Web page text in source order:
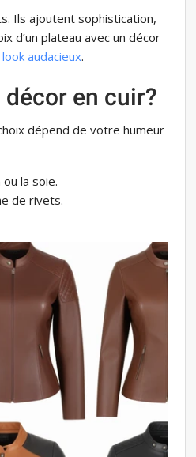
Ils ajoutent sophistication,
d’un plateau avec un décor
audacieux.
en cuir?
dépend de votre humeur
la soie.
de rivets.